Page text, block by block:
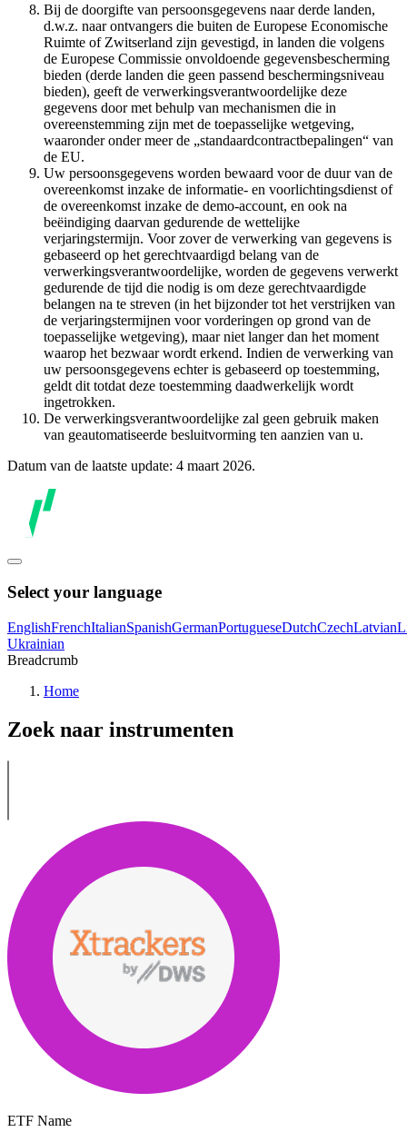
Bij de doorgifte van persoonsgegevens naar derde landen,
d.w.z. naar ontvangers die buiten de Europese Economische
Ruimte of Zwitserland zijn gevestigd, in landen die volgens
de Europese Commissie onvoldoende gegevensbescherming
bieden (derde landen die geen passend beschermingsniveau
bieden), geeft de verwerkingsverantwoordelijke deze
gegevens door met behulp van mechanismen die in
overeenstemming zijn met de toepasselijke wetgeving,
waaronder onder meer de „standaardcontractbepalingen“ van
de EU.
Uw persoonsgegevens worden bewaard voor de duur van de
overeenkomst inzake de informatie- en voorlichtingsdienst of
de overeenkomst inzake de demo-account, en ook na
beëindiging daarvan gedurende de wettelijke
verjaringstermijn. Voor zover de verwerking van gegevens is
gebaseerd op het gerechtvaardigd belang van de
verwerkingsverantwoordelijke, worden de gegevens verwerkt
gedurende de tijd die nodig is om deze gerechtvaardigde
belangen na te streven (in het bijzonder tot het verstrijken van
de verjaringstermijnen voor vorderingen op grond van de
toepasselijke wetgeving), maar niet langer dan het moment
waarop het bezwaar wordt erkend. Indien de verwerking van
uw persoonsgegevens echter is gebaseerd op toestemming,
geldt dit totdat deze toestemming daadwerkelijk wordt
ingetrokken.
De verwerkingsverantwoordelijke zal geen gebruik maken
van geautomatiseerde besluitvorming ten aanzien van u.
Datum van de laatste update: 4 maart 2026.
Select your language
EnglishFrenchItalianSpanishGermanPortugueseDutchCzechLatvian
Ukrainian
Breadcrumb
Home
Zoek naar instrumenten
ETF Name